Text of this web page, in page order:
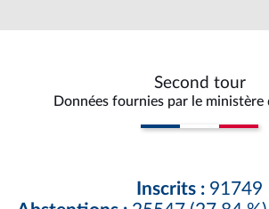
Second tour
Données fournies par le
Inscrits : 91749